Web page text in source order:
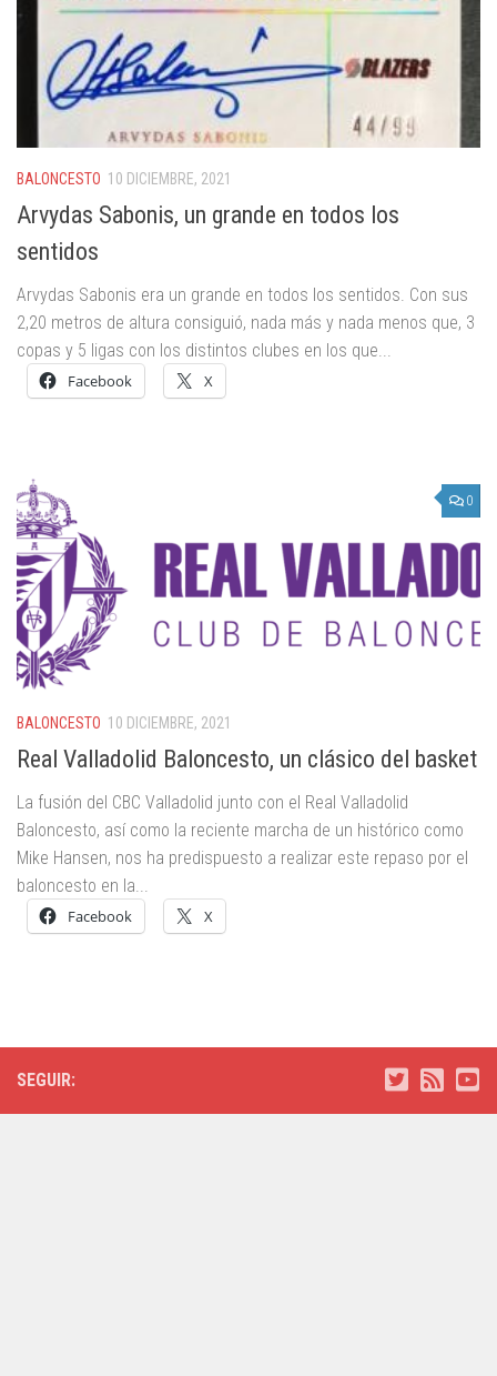
BALONCESTO 10 DICIEMBRE, 2021
Arvydas Sabonis, un grande en todos los
sentidos
Arvydas Sabonis era un grande en todos los sentidos. Con sus
2,20 metros de altura consiguió, nada más y nada menos que, 3
copas y 5 ligas con los distintos clubes en los que...
Facebook X
0
BALONCESTO 10 DICIEMBRE, 2021
Real Valladolid Baloncesto, un clásico del basket
La fusión del CBC Valladolid junto con el Real Valladolid
Baloncesto, así como la reciente marcha de un histórico como
Mike Hansen, nos ha predispuesto a realizar este repaso por el
baloncesto en la...
Facebook X
SEGUIR: